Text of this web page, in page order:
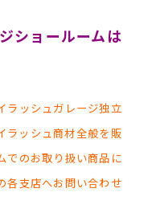
ショールームは
ラッシュガレージ独立
ラッシュ商材全般を販
でのお取り扱い商品に
各支店へお問い合わせ